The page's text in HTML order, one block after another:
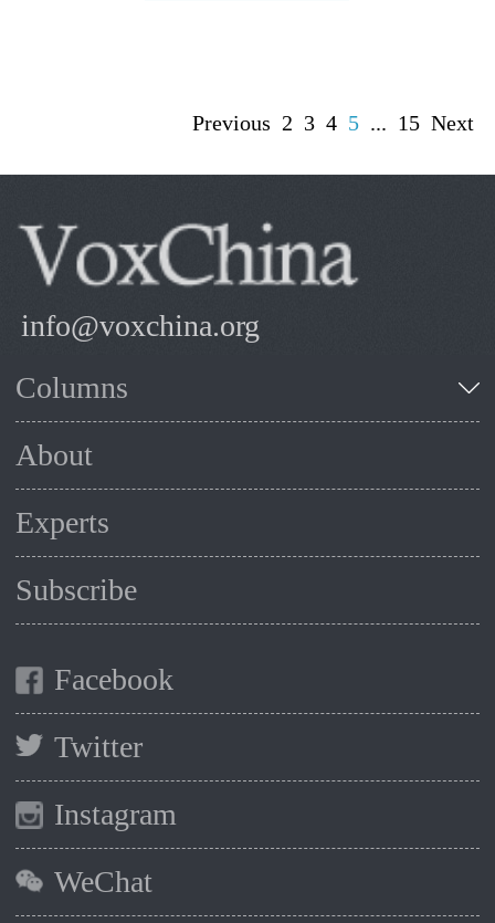
Previous 2 3 4 5 ... 15 Next
info@voxchina.org
Columns
About
Experts
Subscribe
Facebook
Twitter
Instagram
WeChat